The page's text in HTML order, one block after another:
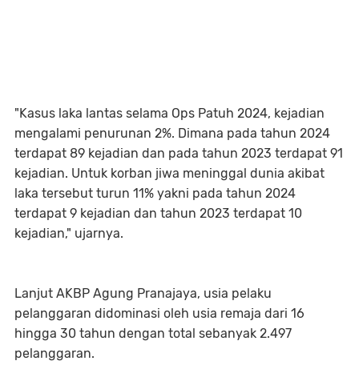
"Kasus laka lantas selama Ops Patuh 2024, kejadian
mengalami penurunan 2%. Dimana pada tahun 2024
terdapat 89 kejadian dan pada tahun 2023 terdapat 91
kejadian. Untuk korban jiwa meninggal dunia akibat
laka tersebut turun 11% yakni pada tahun 2024
terdapat 9 kejadian dan tahun 2023 terdapat 10
kejadian," ujarnya.
Lanjut AKBP Agung Pranajaya, usia pelaku
pelanggaran didominasi oleh usia remaja dari 16
hingga 30 tahun dengan total sebanyak 2.497
pelanggaran.